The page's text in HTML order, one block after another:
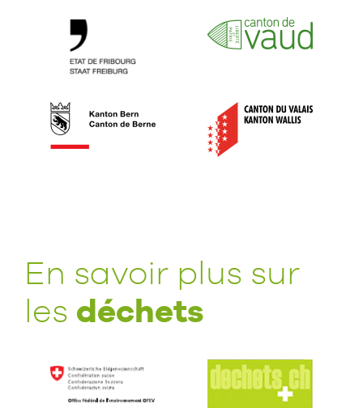
En savoir plus sur
les déchets